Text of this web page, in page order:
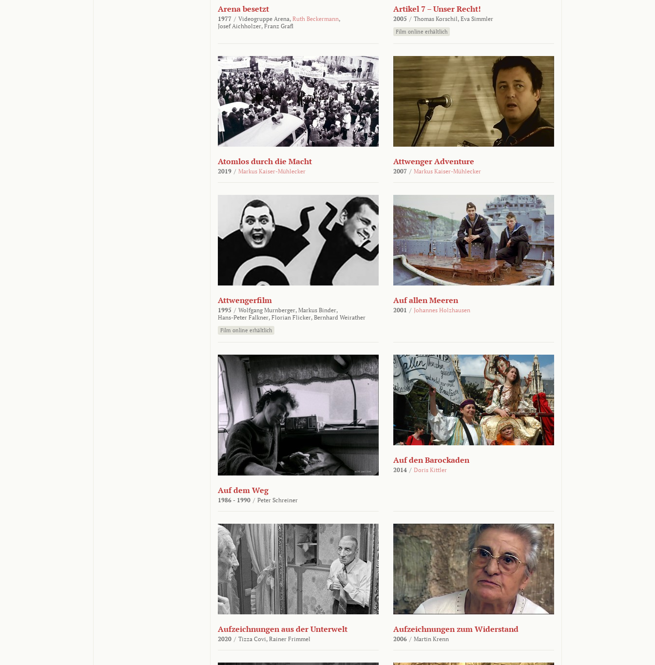
Arena besetzt
1977 / Videogruppe Arena, Ruth Beckermann,
Josef Aichholzer, Franz Grafl
Artikel 7 – Unser Recht!
2005 / Thomas Korschil, Eva Simmler
Film online erhältlich
Atomlos durch die Macht
2019 / Markus Kaiser-Mühlecker
Attwenger Adventure
2007 / Markus Kaiser-Mühlecker
Attwengerfilm
1995 / Wolfgang Murnberger, Markus Binder,
Hans-Peter Falkner, Florian Flicker, Bernhard Weirather
Film online erhältlich
Auf allen Meeren
2001 / Johannes Holzhausen
Auf dem Weg
1986 - 1990 / Peter Schreiner
Auf den Barockaden
2014 / Doris Kittler
Aufzeichnungen aus der Unterwelt
2020 / Tizza Covi, Rainer Frimmel
Aufzeichnungen zum Widerstand
2006 / Martin Krenn